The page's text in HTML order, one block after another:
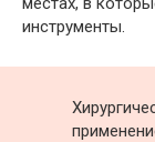
инструменты.